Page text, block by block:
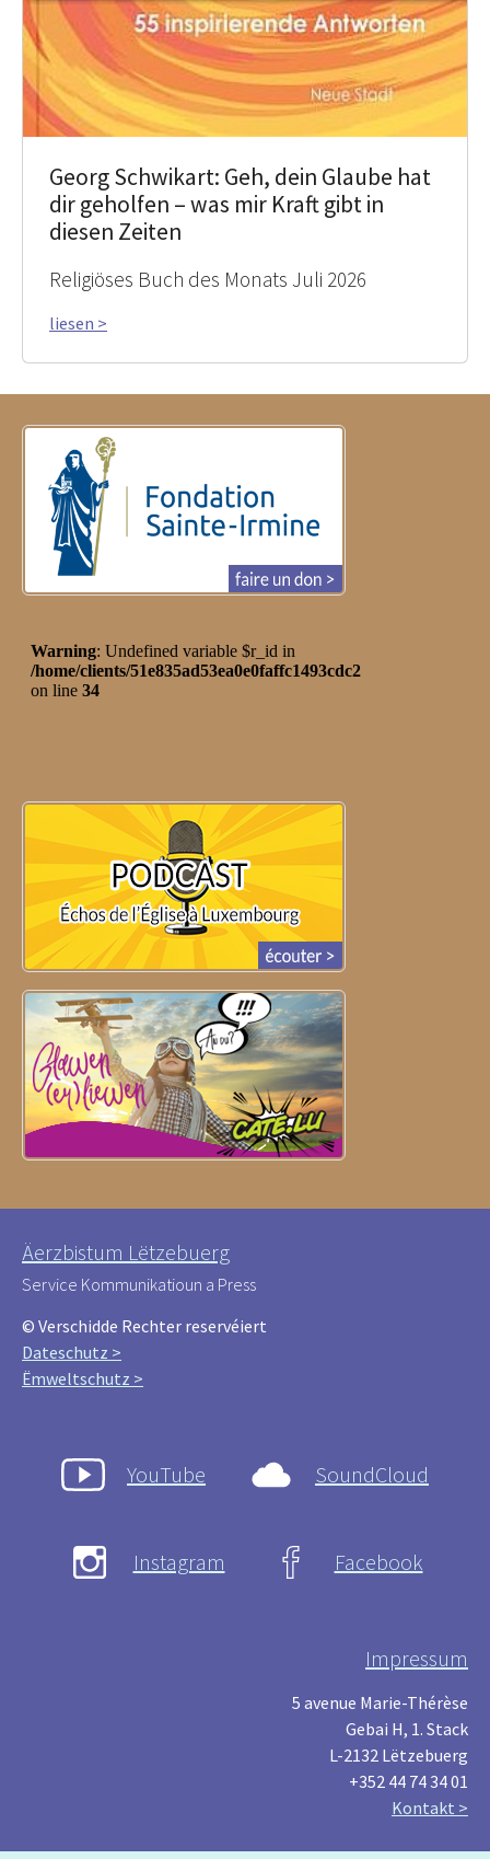
Georg Schwikart: Geh, dein Glaube hat
dir geholfen – was mir Kraft gibt in
diesen Zeiten
Religiöses Buch des Monats Juli 2026
liesen >
Äerzbistum Lëtzebuerg
Service Kommunikatioun a Press
© Verschidde Rechter reservéiert
Dateschutz >
Ëmweltschutz >
YouTube SoundCloud
Instagram Facebook
Impressum
5 avenue Marie-Thérèse
Gebai H, 1. Stack
L-2132 Lëtzebuerg
+352 44 74 34 01
Kontakt >